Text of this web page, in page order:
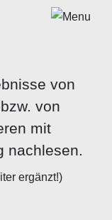
von
von
mit
nachlesen.
ergänzt!)